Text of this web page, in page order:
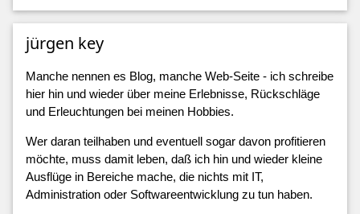
jürgen key
Manche nennen es Blog, manche Web-Seite - ich schreibe
hier hin und wieder über meine Erlebnisse, Rückschläge
und Erleuchtungen bei meinen Hobbies.
Wer daran teilhaben und eventuell sogar davon profitieren
möchte, muss damit leben, daß ich hin und wieder kleine
Ausflüge in Bereiche mache, die nichts mit IT,
Administration oder Softwareentwicklung zu tun haben.